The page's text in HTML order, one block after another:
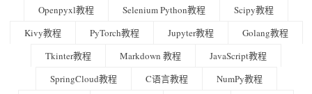
Openpyxl教程
Selenium Python教程
Scipy教程
Kivy教程
PyTorch教程 Jupyter教程
Golang教程
Tkinter教程
Markdown 教程
JavaScript教程
SpringCloud教程
C语言教程
NumPy教程